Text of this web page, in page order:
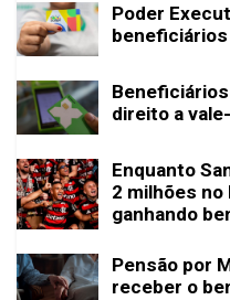
Poder
beneficiários
direito a
Enquanto
2 milhões no
ganhando
Pensão por
receber o